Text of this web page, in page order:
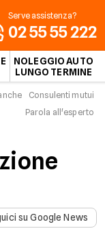
NOLEGGIO AUTO
LUNGO TERMINE
Serve assistenza?
02 55 55 222
Consulenti mutui
Parola all'esperto
su Google News